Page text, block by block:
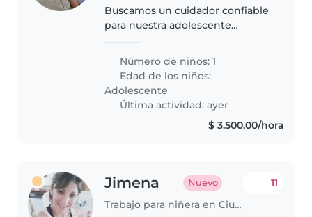
Buscamos un cuidador confiable
para nuestra adolescente
Necesitamos alguien que nos
pueda ayudar acompañándola a
sus actividades extracurriculares
y..
Número de niños: 1
Edad de los niños:
Adolescente
Última actividad: ayer
$ 3.500,00/hora
Jimena Nuevo
Trabajo para niñera en Ciudad de Salta
11